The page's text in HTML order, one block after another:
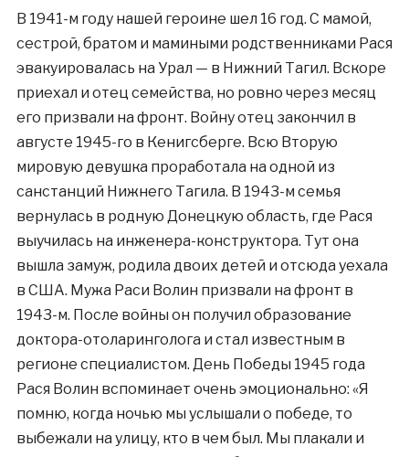
В 1941-м году нашей героине шел 16 год. С мамой,
сестрой, братом и мамиными родственниками Рася
эвакуировалась на Урал — в Нижний Тагил. Вскоре
приехал и отец семейства, но ровно через месяц
его призвали на фронт. Войну отец закончил в
августе 1945-го в Кенигсберге. Всю Вторую
мировую девушка проработала на одной из
санстанций Нижнего Тагила. В 1943-м семья
вернулась в родную Донецкую область, где Рася
выучилась на инженера-конструктора. Тут она
вышла замуж, родила двоих детей и отсюда уехала
в США. Мужа Раси Волин призвали на фронт в
1943-м. После войны он получил образование
доктора-отоларинголога и стал известным в
регионе специалистом. День Победы 1945 года
Рася Волин вспоминает очень эмоционально: «Я
помню, когда ночью мы услышали о победе, то
выбежали на улицу, кто в чем был. Мы плакали и